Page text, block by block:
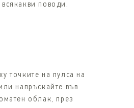
поводи.
точките на пулса на
напръскайте във
облак, през